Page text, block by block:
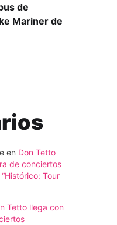
de
Mariner de
en Don Tetto
de conciertos
Tour
Tetto llega con